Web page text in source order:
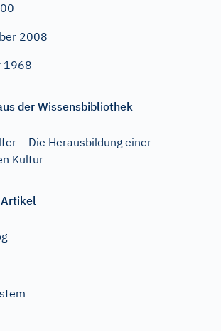
2008
1968
der Wissensbibliothek
– Die Herausbildung einer
Kultur
Artikel